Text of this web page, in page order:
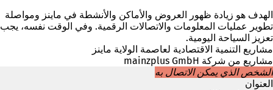
الهدف هو زيادة ظهور العروض والأماكن والأنشطة في ماينز ومواصلة
تطوير عمليات المعلومات والاتصالات الرقمية. وفي الوقت نفسه، يجب
تعزيز السياحة اليومية.
مشاريع التنمية الاقتصادية لعاصمة الولاية ماينز
مشاريع من شركة mainzplus GmbH
الشخص الذي يمكن الاتصال به
العنوان